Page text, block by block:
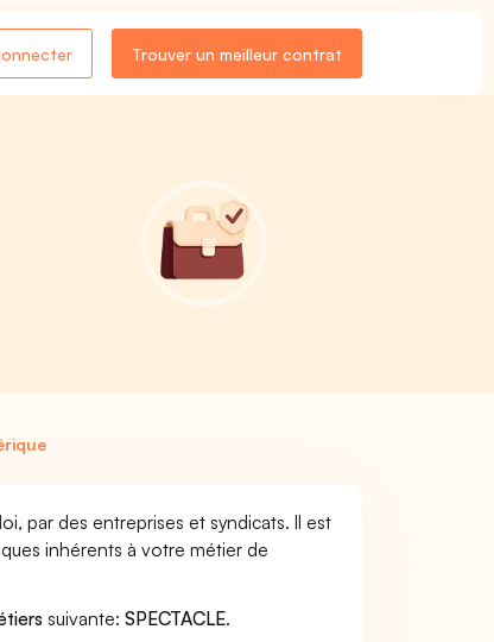
Trouver un meilleur contrat
par des entreprises et syndicats. Il est
inhérents à votre métier de
suivante:SPECTACLE.